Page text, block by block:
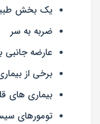
یک بخش
ضربه به سر
عارضه جانبی
برخی از
بیماری های
تومورهای